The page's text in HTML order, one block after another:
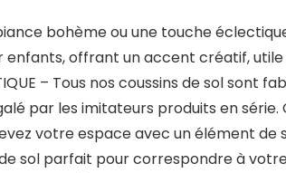
bohème ou une touche
enfants, offrant un accent créatif,
– Tous nos coussins de sol
par les imitateurs produits en série.
Élevez votre espace avec un élément
sol parfait pour correspondre à